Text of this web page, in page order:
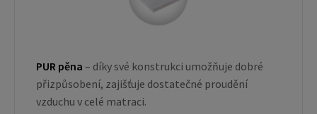
PUR pěna – díky své konstrukci umožňuje dobré
přizpůsobení, zajišťuje dostatečné proudění
vzduchu v celé matraci.